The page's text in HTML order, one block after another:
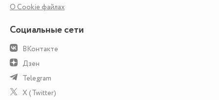
О Сookie файлах
Социальные сети
ВКонтакте
Дзен
Telegram
X (Twitter)